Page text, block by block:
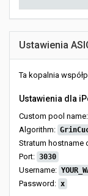
Ustawienia
Ta kopalnia
Ustawienia dla
Custom pool name:
Algorithm:
Stratum hostname
Port: 3030
Username:
Password: x